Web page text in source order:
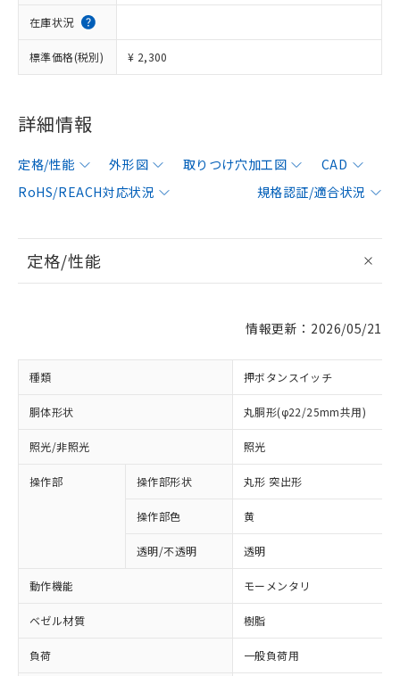
在庫状況
標準価格(税別) ¥ 2,300
詳細情報
定格/性能 外形図 取りつけ穴加工図
CAD
RoHS/REACH対応状況
規格認証/適合状況
定格/性能
情報更新：2026/05/21
種類 押ボタンスイッチ
胴体形状 丸胴形(φ22/25mm共用)
照光/非照光 照光
操作部 操作部形状 丸形 突出形
操作部色 黄
透明/不透明 透明
動作機能 モーメンタリ
ベゼル材質 樹脂
負荷 一般負荷用